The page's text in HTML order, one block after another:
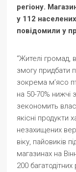
регіону.
у 112
повідомили у
“Жителі громад,
змогу придбати
зокрема м’ясо
на 50-70%
зекономить
якісні продукти
незахищених
віку, пайовиків
магазинах на
200